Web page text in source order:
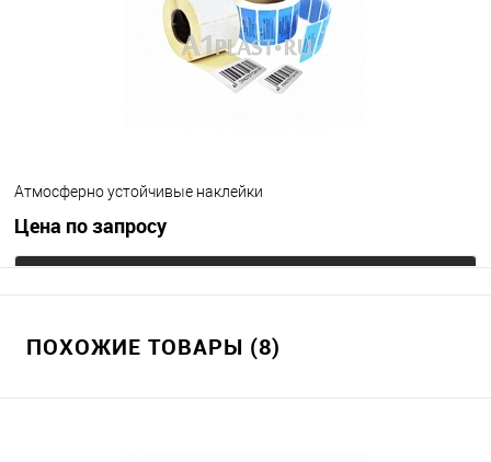
Атмосферно устойчивые наклейки
Цена по запросу
В избранное
ПОХОЖИЕ ТОВАРЫ (8)